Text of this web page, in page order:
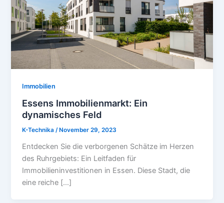
Immobilien
Essens Immobilienmarkt: Ein
dynamisches Feld
K-Technika/ November 29, 2023
Entdecken Sie die verborgenen Schätze im Herzen
des Ruhrgebiets: Ein Leitfaden für
Immobilieninvestitionen in Essen. Diese Stadt, die
eine reiche […]